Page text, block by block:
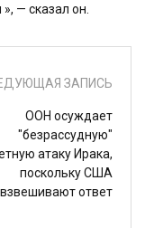
— сказал он.
ЗАПИСЬ
ООН осуждает
"безрассудную"
атаку Ирака,
поскольку США
взвешивают ответ